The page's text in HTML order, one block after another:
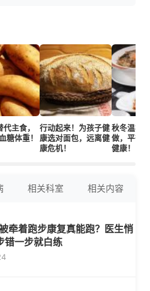
主食，
糖体重！
行动起来！为孩子健
康选对面包，远离健
康危机！
秋冬温补
做，平衡
健康！
相关科室 相关内容
牵着跑步康复真能跑？医生悄
错一步就白练